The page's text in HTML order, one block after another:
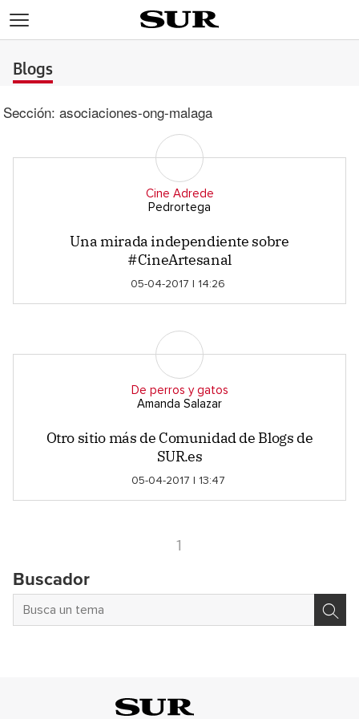
Blogs
Sección: asociaciones-ong-malaga
Cine Adrede
Pedrortega
Una mirada independiente sobre
#CineArtesanal
05-04-2017 | 14:26
De perros y gatos
Amanda Salazar
Otro sitio más de Comunidad de Blogs de
SUR.es
05-04-2017 | 13:47
1
Buscador